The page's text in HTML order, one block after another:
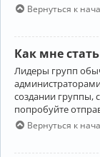
Вернуться к
Как мне
Лидеры групп
создании группы,
попробуйте
Вернуться к